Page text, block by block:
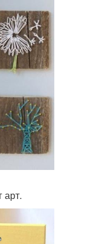
арт.